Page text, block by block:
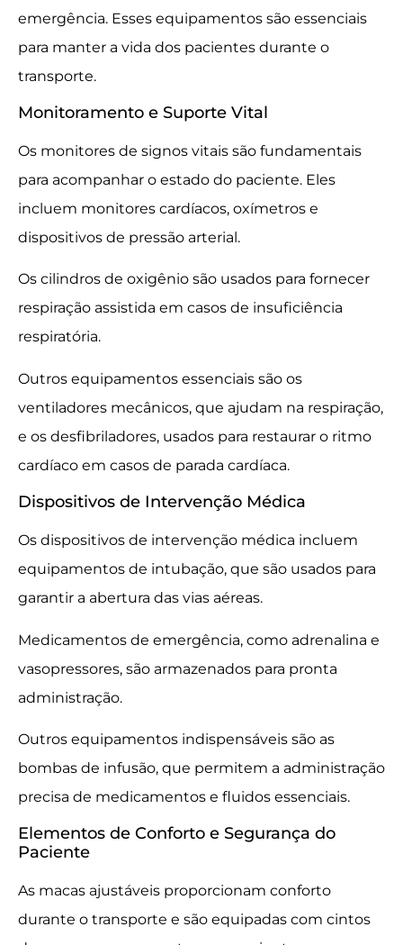
emergência. Esses equipamentos são essenciais
para manter a vida dos pacientes durante o
transporte.
Monitoramento e Suporte Vital
Os monitores de signos vitais são fundamentais
para acompanhar o estado do paciente. Eles
incluem monitores cardíacos, oxímetros e
dispositivos de pressão arterial.
Os cilindros de oxigênio são usados para fornecer
respiração assistida em casos de insuficiência
respiratória.
Outros equipamentos essenciais são os
ventiladores mecânicos, que ajudam na respiração,
e os desfibriladores, usados para restaurar o ritmo
cardíaco em casos de parada cardíaca.
Dispositivos de Intervenção Médica
Os dispositivos de intervenção médica incluem
equipamentos de intubação, que são usados para
garantir a abertura das vias aéreas.
Medicamentos de emergência, como adrenalina e
vasopressores, são armazenados para pronta
administração.
Outros equipamentos indispensáveis são as
bombas de infusão, que permitem a administração
precisa de medicamentos e fluidos essenciais.
Elementos de Conforto e Segurança do
Paciente
As macas ajustáveis proporcionam conforto
durante o transporte e são equipadas com cintos